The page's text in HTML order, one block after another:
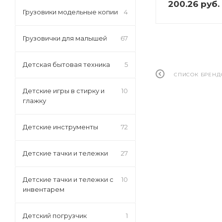
200.26 руб.
СПИСОК
Грузовики модельные копии 4
Грузовички для малышей 67
Детская бытовая техника 5
Детские игры в стирку и
глажку
10
Детские инструменты 72
Детские тачки и тележки 27
Детские тачки и тележки с
инвентарем
10
Детский погрузчик 1